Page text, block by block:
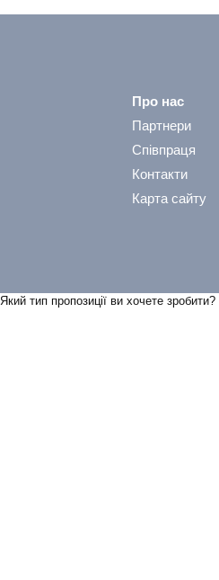
Про нас
Партнери
Співпраця
Контакти
Карта сайту
Який тип пропозицiї ви хочете зробити?